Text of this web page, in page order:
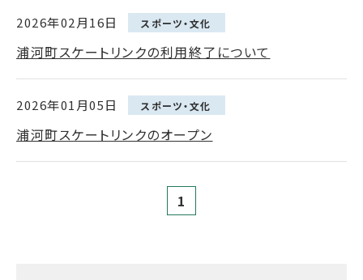
2026年02月16日 スポーツ・文化
浦河町スケートリンクの利用終了について
2026年01月05日 スポーツ・文化
浦河町スケートリンクのオープン
1